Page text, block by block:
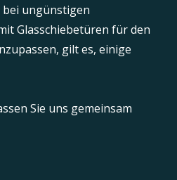
bei ungünstigen
Glasschiebetüren für den
gilt es, einige
Sie uns gemeinsam